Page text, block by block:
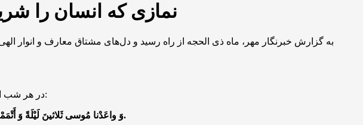
نمازی که انسان را شریک
به گزارش خبرنگار مهر، ماه ذی الحجه از راه رسید و دل‌های مشتاق معارف و انوار
در هر شب از آن بین مغرب و عشا دو رکعت نماز بجا آور، در هر رکعت آن سوره «فاتحة الکتاب» و «اخلاص» و این آیه را بخوان:
وَ واعَدْنا مُوسی ثَلاثینَ لَیْلَةً وَ أَتْمَمْناها بِعَشْرٍ فَتَمَّ میقاتُ رَبِّهِ أَرْبَعینَ لَیْلَةً وَ قالَ مُوسی لِأَخیهِ هارُونَ اخْلُفْنی فی قَوْمی وَ أَصْلِحْ وَ لا تَتَّبِعْ سَبیلَ الْمُفْسِدین.